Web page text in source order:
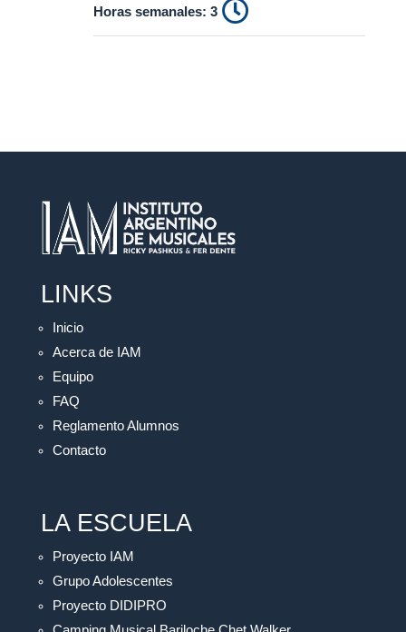

Horas semanales: 3
LINKS
Inicio
Acerca de IAM
Equipo
FAQ
Reglamento Alumnos
Contacto
LA ESCUELA
Proyecto IAM
Grupo Adolescentes
Proyecto DIDIPRO